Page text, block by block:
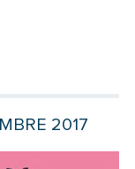
2017